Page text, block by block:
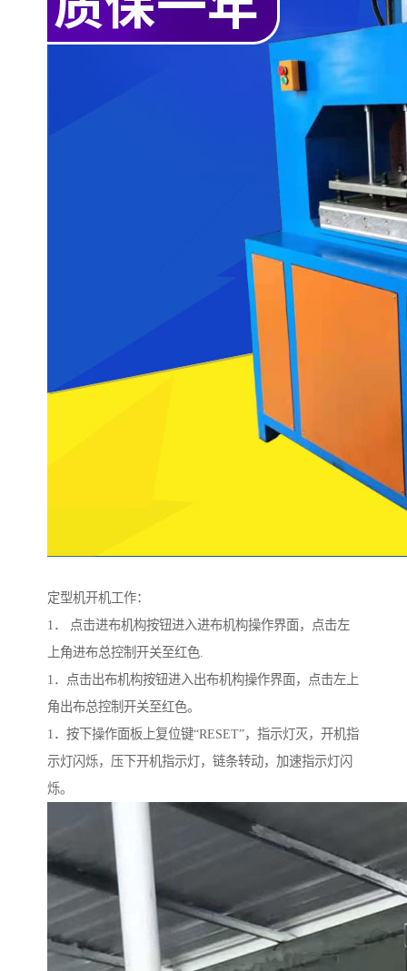
定型机开机工作：
1． 点击进布机构按钮进入进布机构操作界面，点击左
上角进布总控制开关至红色.
1．点击出布机构按钮进入出布机构操作界面，点击左上
角出布总控制开关至红色。
1．按下操作面板上复位键“RESET”，指示灯灭，开机指
示灯闪烁，压下开机指示灯，链条转动，加速指示灯闪
烁。